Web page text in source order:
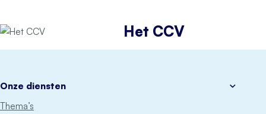
Het CCV
Onze diensten
Thema’s